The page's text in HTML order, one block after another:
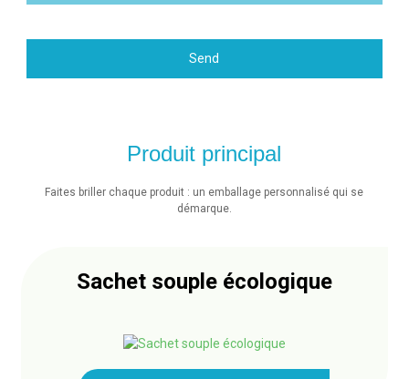
Send
Produit principal
Faites briller chaque produit : un emballage personnalisé qui se
démarque.
Sachet souple écologique